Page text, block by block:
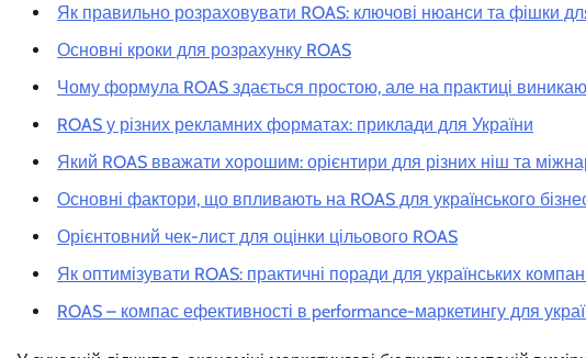
Як правильно розраховувати ROAS: ключові нюанси та фішки
Основні кроки для розрахунку ROAS
Чому формула ROAS здається простою, але на практиці
ROAS у різних рекламних форматах: приклади для України
Який ROAS вважати хорошим: орієнтири для різних ніш та
Основні фактори, що впливають на ROAS для українського
Орієнтовний чек-лист для оцінки цільового ROAS
Як оптимізувати ROAS: практичні поради для українських
ROAS – компас ефективності в performance-маркетингу для